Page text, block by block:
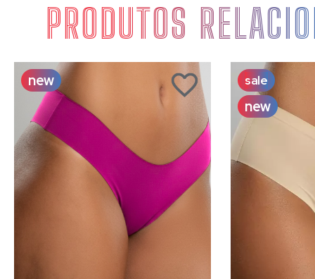
PRODUTOS
new sale
new